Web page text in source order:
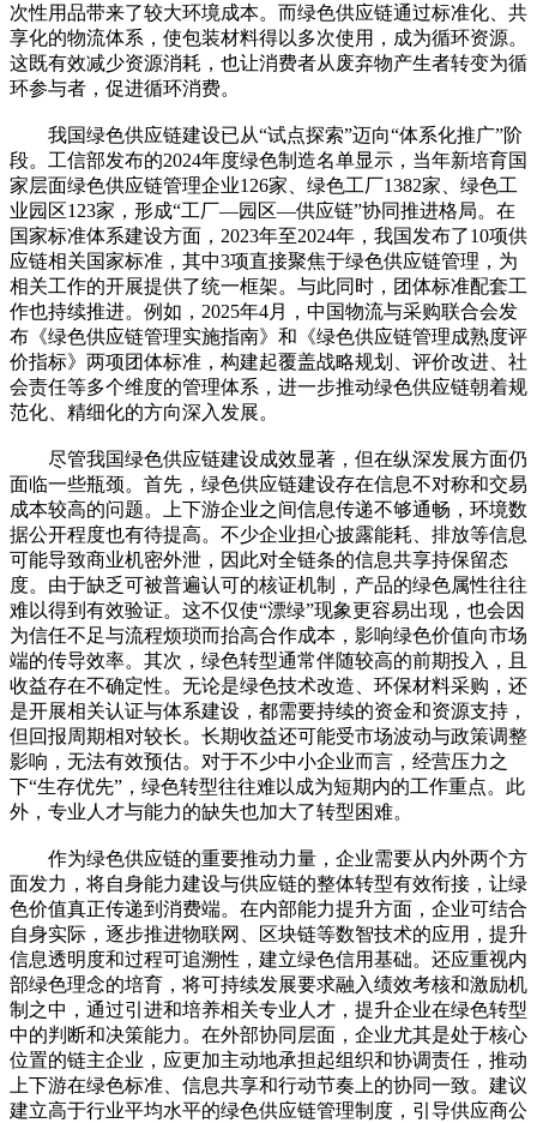
次性用品带来了较大环境成本。而绿色供应链通过标准化、共
享化的物流体系，使包装材料得以多次使用，成为循环资源。
这既有效减少资源消耗，也让消费者从废弃物产生者转变为循
环参与者，促进循环消费。
我国绿色供应链建设已从“试点探索”迈向“体系化推广”阶
段。工信部发布的2024年度绿色制造名单显示，当年新培育国
家层面绿色供应链管理企业126家、绿色工厂1382家、绿色工
业园区123家，形成“工厂—园区—供应链”协同推进格局。在
国家标准体系建设方面，2023年至2024年，我国发布了10项供
应链相关国家标准，其中3项直接聚焦于绿色供应链管理，为
相关工作的开展提供了统一框架。与此同时，团体标准配套工
作也持续推进。例如，2025年4月，中国物流与采购联合会发
布《绿色供应链管理实施指南》和《绿色供应链管理成熟度评
价指标》两项团体标准，构建起覆盖战略规划、评价改进、社
会责任等多个维度的管理体系，进一步推动绿色供应链朝着规
范化、精细化的方向深入发展。
尽管我国绿色供应链建设成效显著，但在纵深发展方面仍
面临一些瓶颈。首先，绿色供应链建设存在信息不对称和交易
成本较高的问题。上下游企业之间信息传递不够通畅，环境数
据公开程度也有待提高。不少企业担心披露能耗、排放等信息
可能导致商业机密外泄，因此对全链条的信息共享持保留态
度。由于缺乏可被普遍认可的核证机制，产品的绿色属性往往
难以得到有效验证。这不仅使“漂绿”现象更容易出现，也会因
为信任不足与流程烦琐而抬高合作成本，影响绿色价值向市场
端的传导效率。其次，绿色转型通常伴随较高的前期投入，且
收益存在不确定性。无论是绿色技术改造、环保材料采购，还
是开展相关认证与体系建设，都需要持续的资金和资源支持，
但回报周期相对较长。长期收益还可能受市场波动与政策调整
影响，无法有效预估。对于不少中小企业而言，经营压力之
下“生存优先”，绿色转型往往难以成为短期内的工作重点。此
外，专业人才与能力的缺失也加大了转型困难。
作为绿色供应链的重要推动力量，企业需要从内外两个方
面发力，将自身能力建设与供应链的整体转型有效衔接，让绿
色价值真正传递到消费端。在内部能力提升方面，企业可结合
自身实际，逐步推进物联网、区块链等数智技术的应用，提升
信息透明度和过程可追溯性，建立绿色信用基础。还应重视内
部绿色理念的培育，将可持续发展要求融入绩效考核和激励机
制之中，通过引进和培养相关专业人才，提升企业在绿色转型
中的判断和决策能力。在外部协同层面，企业尤其是处于核心
位置的链主企业，应更加主动地承担起组织和协调责任，推动
上下游在绿色标准、信息共享和行动节奏上的协同一致。建议
建立高于行业平均水平的绿色供应链管理制度，引导供应商公